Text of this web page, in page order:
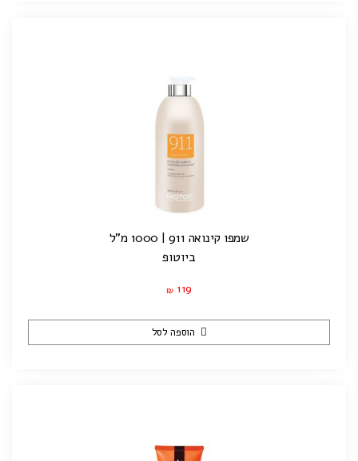
שמפו קינואה 911 | 1000 מ"ל
ביוטופ
₪ 119
הוספה לסל